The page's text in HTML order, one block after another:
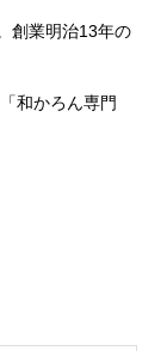
創業明治13年の
和かろん専門